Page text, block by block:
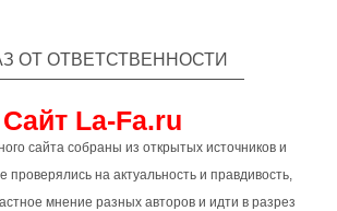
ОТ ОТВЕТСТВЕННОСТИ
Сайт La-Fa.ru
сайта собраны из открытых источников и
проверялись на актуальность и правдивость,
мнение разных авторов и идти в разрез